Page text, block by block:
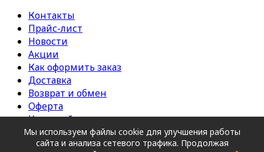
Контакты
Прайс-лист
Новости
Акции
Как оформить заказ
Доставка
Возврат и обмен
Оферта
Карта сайта
Copyright © 2026. ШВЕЙНОЕ ПРЕДПРИЯТИЕ ООО
Мы используем файлы cookie для улучшения работы
сайта и анализа сетевого трафика. Продолжая